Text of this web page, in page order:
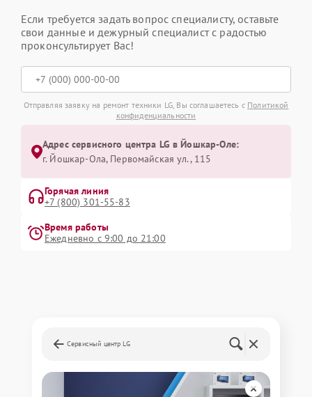
Если требуется задать вопрос специалисту, оставьте
свои данные и дежурный специалист с радостью
проконсультирует Вас!
Отправляя заявку на ремонт техники LG, Вы соглашаетесь с Политикой
конфиденциальности
Адрес сервисного центра LG в Йошкар-Оле:
г. Йошкар-Ола, Первомайская ул., 115
Горячая линия
+7 (800) 301-55-83
Время работы
Ежедневно с 9:00 до 21:00
Сервисный центр LG